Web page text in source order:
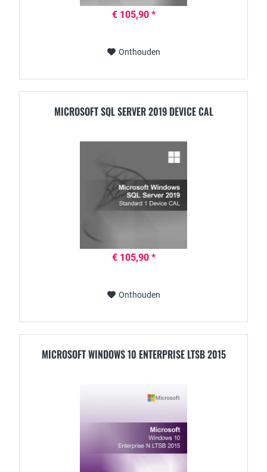
€ 105,90 *
Onthouden
MICROSOFT SQL SERVER 2019 DEVICE CAL
€ 105,90 *
Onthouden
MICROSOFT WINDOWS 10 ENTERPRISE LTSB 2015